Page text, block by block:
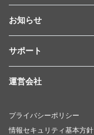
お知らせ
サポート
運営会社
プライバシーポリシー
情報セキュリティ基本方針